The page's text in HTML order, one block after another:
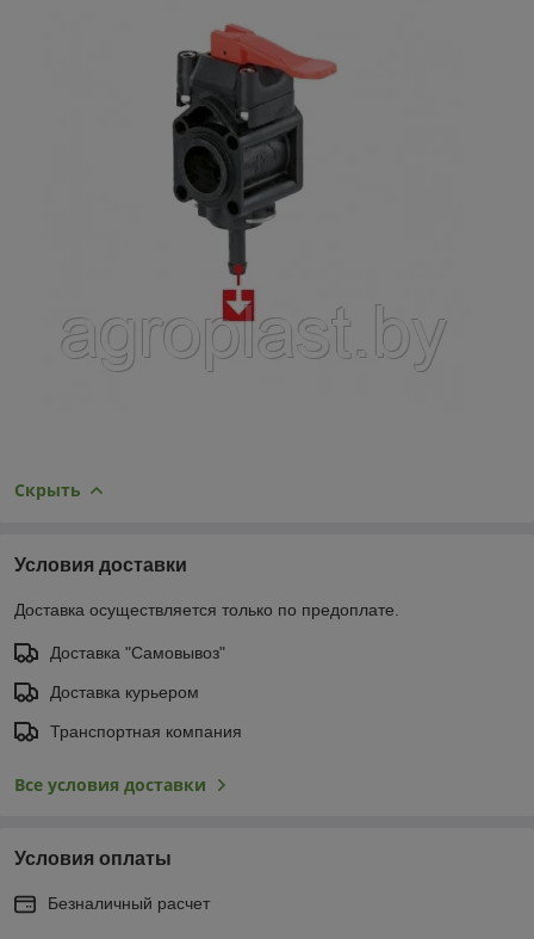
Скрыть
Условия доставки
Доставка осуществляется только по предоплате.
Доставка "Самовывоз"
Доставка курьером
Транспортная компания
Все условия доставки
Условия оплаты
Безналичный расчет